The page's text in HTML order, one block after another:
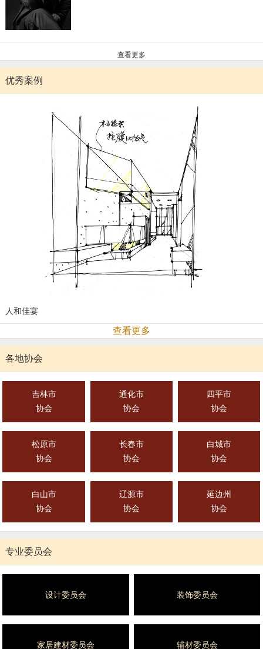
查看更多
优秀案例
人和佳宴
查看更多
各地协会
吉林市
协会
通化市
协会
四平市
协会
松原市
协会
长春市
协会
白城市
协会
白山市
协会
辽源市
协会
延边州
协会
专业委员会
设计委员会 装饰委员会
家居建材委员会 辅材委员会